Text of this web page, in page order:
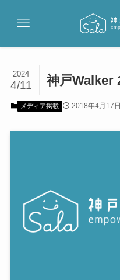
神戸Walker
2024
4/11
メディア掲載 2018年4月17日